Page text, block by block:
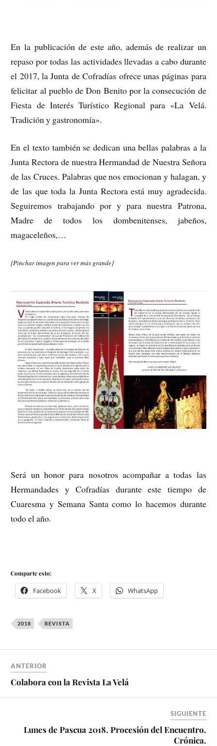
En la publicación de este año, además de realizar un
repaso por todas las actividades llevadas a cabo durante
el 2017, la Junta de Cofradías ofrece unas páginas para
felicitar al pueblo de Don Benito por la consecución de
Fiesta de Interés Turístico Regional para «La Velá.
Tradición y gastronomía».
En el texto también se dedican una bellas palabras a la
Junta Rectora de nuestra Hermandad de Nuestra Señora
de las Cruces. Palabras que nos emocionan y halagan, y
de las que toda la Junta Rectora está muy agradecida.
Seguiremos trabajando por y para nuestra Patrona,
Madre de todos los dombenitenses, jabeños,
magaceleños,…
[Pinchar imagen para ver más grande]
Será un honor para nosotros acompañar a todas las
Hermandades y Cofradías durante este tiempo de
Cuaresma y Semana Santa como lo hacemos durante
todo el año.
Comparte esto:
Facebook X WhatsApp
2018 REVISTA
ANTERIOR
Colabora con la Revista La Velá
SIGUIENTE
Lunes de Pascua 2018. Procesión del Encuentro.
Crónica.